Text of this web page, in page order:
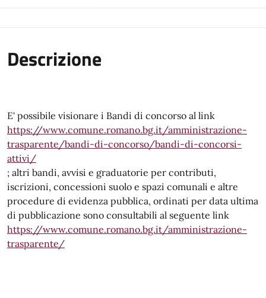
Descrizione
E' possibile visionare i Bandi di concorso al link
https://www.comune.romano.bg.it/amministrazione-
trasparente/bandi-di-concorso/bandi-di-concorsi-
attivi/
; altri bandi, avvisi e graduatorie per contributi,
iscrizioni, concessioni suolo e spazi comunali e altre
procedure di evidenza pubblica, ordinati per data ultima
di pubblicazione sono consultabili al seguente link
https://www.comune.romano.bg.it/amministrazione-
trasparente/